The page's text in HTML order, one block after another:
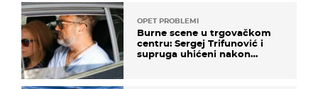
OPET PROBLEMI
Burne scene u trgovačkom
centru: Sergej Trifunović i
supruga uhićeni nakon